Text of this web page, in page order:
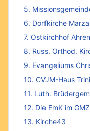
5.
6. Dorfkirche
7. Ostkirchhof
8. Russ. Orthod.
9. Evangeliums
10. CVJM-Haus
11. Luth.
12. Die EmK im
13. Kirche43